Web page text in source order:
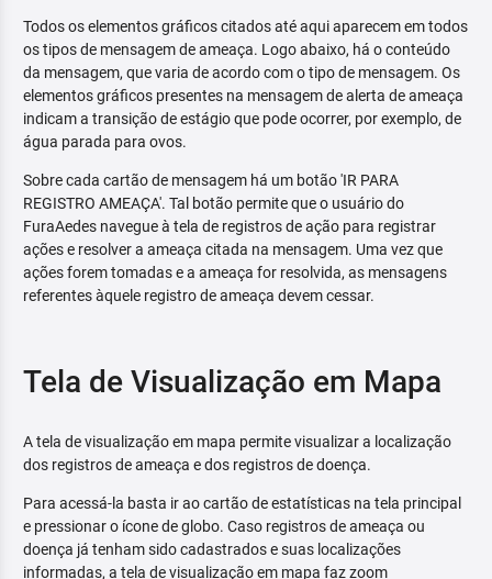
Todos os elementos gráficos citados até aqui aparecem em todos
os tipos de mensagem de ameaça. Logo abaixo, há o conteúdo
da mensagem, que varia de acordo com o tipo de mensagem. Os
elementos gráficos presentes na mensagem de alerta de ameaça
indicam a transição de estágio que pode ocorrer, por exemplo, de
água parada para ovos.
Sobre cada cartão de mensagem há um botão 'IR PARA
REGISTRO AMEAÇA'. Tal botão permite que o usuário do
FuraAedes navegue à tela de registros de ação para registrar
ações e resolver a ameaça citada na mensagem. Uma vez que
ações forem tomadas e a ameaça for resolvida, as mensagens
referentes àquele registro de ameaça devem cessar.
Tela de Visualização em Mapa
A tela de visualização em mapa permite visualizar a localização
dos registros de ameaça e dos registros de doença.
Para acessá-la basta ir ao cartão de estatísticas na tela principal
e pressionar o ícone de globo. Caso registros de ameaça ou
doença já tenham sido cadastrados e suas localizações
informadas, a tela de visualização em mapa faz zoom